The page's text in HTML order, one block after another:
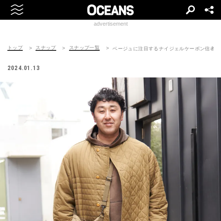
advertisement
トップ スナップ スナップ一覧 ベージュに注目するナイジェルケーボン信者
2024.01.13